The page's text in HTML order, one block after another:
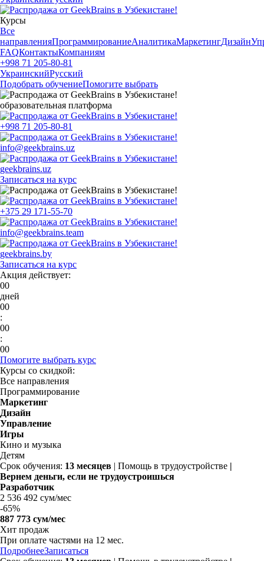
Курсы
Все
направленияПрограммированиеАналитикаМаркетингДизайн
FAQКонтактыКомпаниям
+998 71 205-80-81
УкраинскийРусский
Подобрать обучениеПомогите выбрать
образовательная платформа
+998 71 205-80-81
info@geekbrains.uz
geekbrains.uz
Записаться на курс
+375 29 171-55-70
info@geekbrains.team
geekbrains.by
Записаться на курс
Акция действует:
00
дней
00
:
00
:
00
Помогите выбрать курс
Курсы со скидкой:
Все направления
Программирование
Маркетинг
Дизайн
Управление
Игры
Кино и музыка
Детям
Срок обучения: 13 месяцев | Помощь в трудоустройстве |
Вернем деньги, если не трудоустроишься
Разработчик
2 536 492 сум/мес
-65%
887 773 сум/мес
Хит продаж
При оплате частями на 12 мес.
ПодробнееЗаписаться